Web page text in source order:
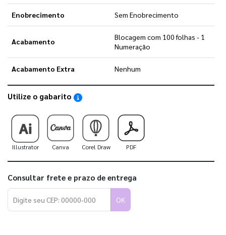
Enobrecimento Sem Enobrecimento
Acabamento
Blocagem com 100 folhas - 1
Numeração
Acabamento Extra Nenhum
Utilize o gabarito Saiba como utilizar os nossos gabaritos
Illustrator Canva Corel Draw PDF
Consultar frete e prazo de entrega
OK